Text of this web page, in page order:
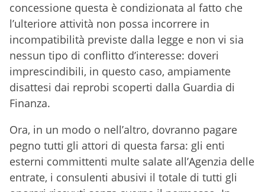
concessione questa è condizionata al fatto che
l’ulteriore attività non possa incorrere in
incompatibilità previste dalla legge e non vi sia
nessun tipo di conflitto d’interesse: doveri
imprescindibili, in questo caso, ampiamente
disattesi dai reprobi scoperti dalla Guardia di
Finanza.
Ora, in un modo o nell’altro, dovranno pagare
pegno tutti gli attori di questa farsa: gli enti
esterni committenti multe salate all’Agenzia delle
entrate, i consulenti abusivi il totale di tutti gli